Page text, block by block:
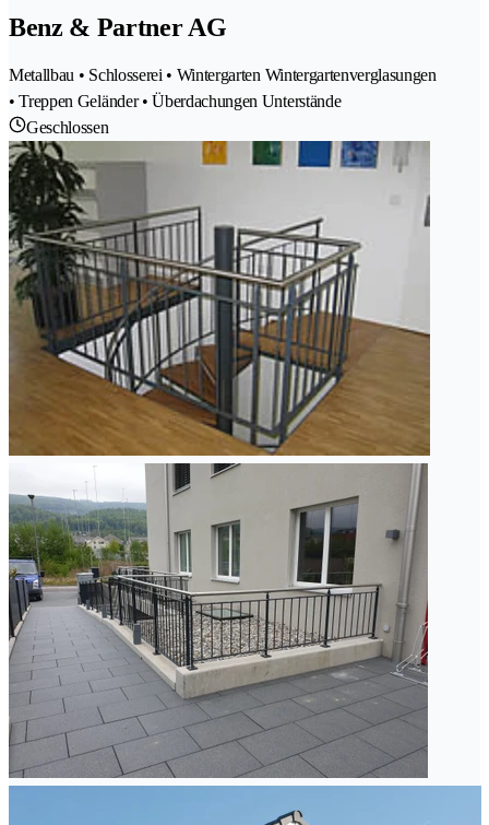
Benz & Partner AG
Metallbau • Schlosserei • Wintergarten Wintergartenverglasungen
• Treppen Geländer • Überdachungen Unterstände
Geschlossen